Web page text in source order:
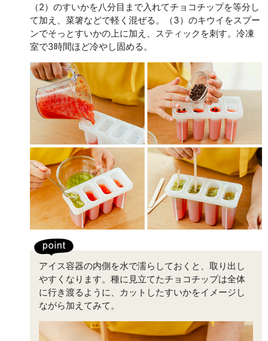
（2）のすいかを八分目まで入れてチョコチップを等分し
て加え、菜箸などで軽く混ぜる。（3）のキウイをスプー
ンでそっとすいかの上に加え、スティックを刺す。冷凍
室で3時間ほど冷やし固める。
アイス容器の内側を水で濡らしておくと、取り出し
やすくなります。種に見立てたチョコチップは全体
に行き渡るように、カットしたすいかをイメージし
ながら加えてみて。